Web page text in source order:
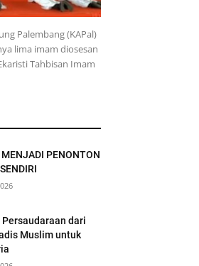
Palembang (KAPal)
lima imam diosesan
Tahbisan Imam
PENONTON
dari
Muslim untuk